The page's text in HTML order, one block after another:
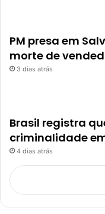
PM presa em
morte de
3 dias atrás
Brasil registra
criminalidade
4 dias atrás